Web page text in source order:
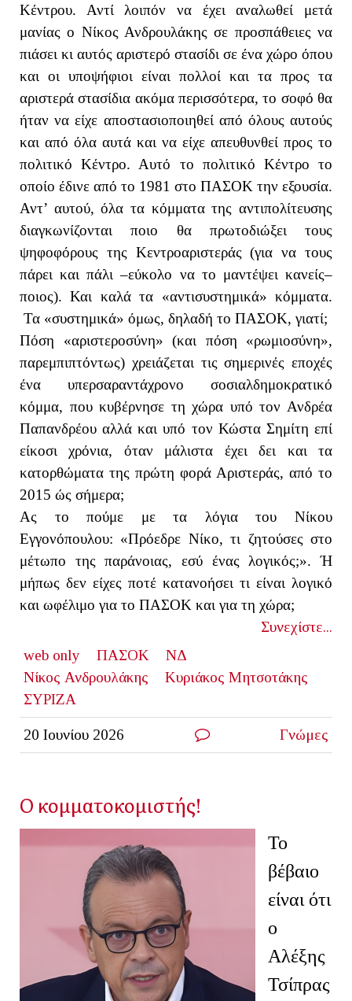
Κέντρου. Αντί λοιπόν να έχει αναλωθεί μετά
μανίας ο Νίκος Ανδρουλάκης σε προσπάθειες να
πιάσει κι αυτός αριστερό στασίδι σε ένα χώρο όπου
και οι υποψήφιοι είναι πολλοί και τα προς τα
αριστερά στασίδια ακόμα περισσότερα, το σοφό θα
ήταν να είχε αποστασιοποιηθεί από όλους αυτούς
και από όλα αυτά και να είχε απευθυνθεί προς το
πολιτικό Κέντρο. Αυτό το πολιτικό Κέντρο το
οποίο έδινε από το 1981 στο ΠΑΣΟΚ την εξουσία.
Αντ’ αυτού, όλα τα κόμματα της αντιπολίτευσης
διαγκωνίζονται ποιο θα πρωτοδιώξει τους
ψηφοφόρους της Κεντροαριστεράς (για να τους
πάρει και πάλι –εύκολο να το μαντέψει κανείς–
ποιος). Και καλά τα «αντισυστημικά» κόμματα.
Τα «συστημικά» όμως, δηλαδή το ΠΑΣΟΚ, γιατί;
Πόση «αριστεροσύνη» (και πόση «ρωμιοσύνη»,
παρεμπιπτόντως) χρειάζεται τις σημερινές εποχές
ένα υπερσαραντάχρονο σοσιαλδημοκρατικό
κόμμα, που κυβέρνησε τη χώρα υπό τον Ανδρέα
Παπανδρέου αλλά και υπό τον Κώστα Σημίτη επί
είκοσι χρόνια, όταν μάλιστα έχει δει και τα
κατορθώματα της πρώτη φορά Αριστεράς, από το
2015 ώς σήμερα;
Ας το πούμε με τα λόγια του Νίκου
Εγγονόπουλου: «Πρόεδρε Νίκο, τι ζητούσες στο
μέτωπο της παράνοιας, εσύ ένας λογικός;». Ή
μήπως δεν είχες ποτέ κατανοήσει τι είναι λογικό
και ωφέλιμο για το ΠΑΣΟΚ και για τη χώρα;
Συνεχίστε...
web only
ΠΑΣΟΚ
ΝΔ
Νίκος Ανδρουλάκης
Κυριάκος Μητσοτάκης
ΣΥΡΙΖΑ
20 Ιουνίου 2026 Γνώμες
Ο κομματοκομιστής!
Το
βέβαιο
είναι ότι
ο
Αλέξης
Τσίπρας